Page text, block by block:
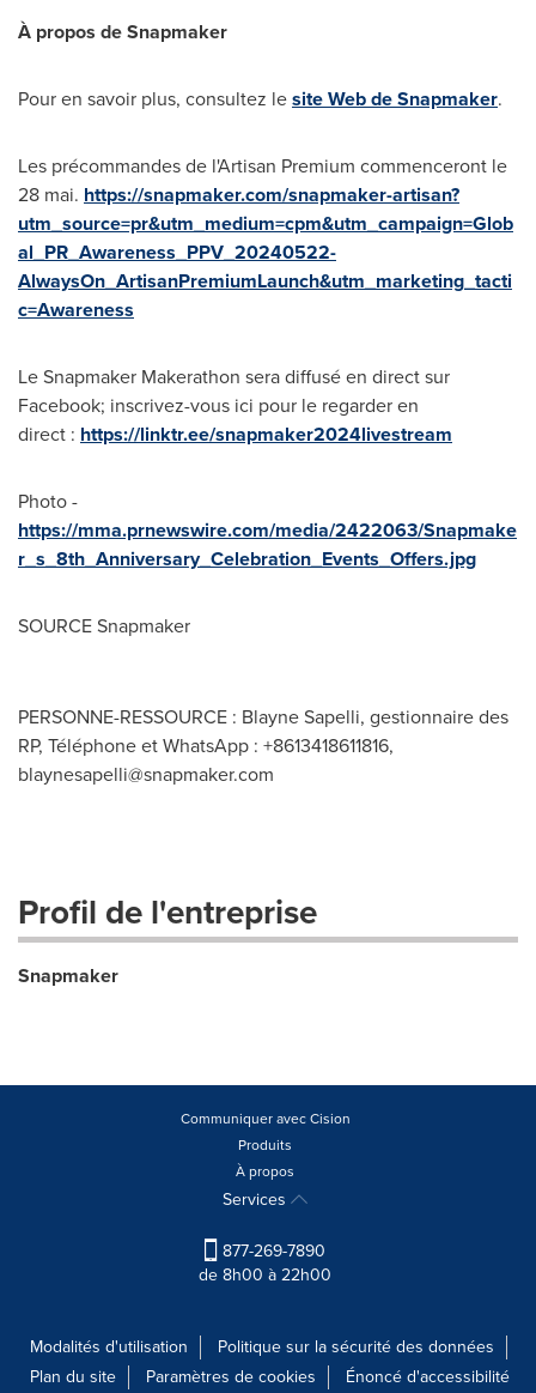
À propos de Snapmaker
Pour en savoir plus, consultez lesite Web de Snapmaker.
Les précommandes de l'Artisan Premium commenceront le
28 mai. https://snapmaker.com/snapmaker-artisan?
utm_source=pr&utm_medium=cpm&utm_campaign=Glob
al_PR_Awareness_PPV_20240522-
AlwaysOn_ArtisanPremiumLaunch&utm_marketing_tacti
c=Awareness
Le Snapmaker Makerathon sera diffusé en direct sur
Facebook; inscrivez-vous ici pour le regarder en
direct : https://linktr.ee/snapmaker2024livestream
Photo -
https://mma.prnewswire.com/media/2422063/Snapmake
r_s_8th_Anniversary_Celebration_Events_Offers.jpg
SOURCE Snapmaker
PERSONNE-RESSOURCE : Blayne Sapelli, gestionnaire des
RP, Téléphone et WhatsApp : +8613418611816,
blaynesapelli@snapmaker.com
Profil de l'entreprise
Snapmaker
Communiquer avec Cision
Produits
À propos
Services
877-269-7890
de 8h00 à 22h00
Modalités d'utilisation
Politique sur la sécurité des données
Plan du site
Paramètres de cookies Énoncé d'accessibilité